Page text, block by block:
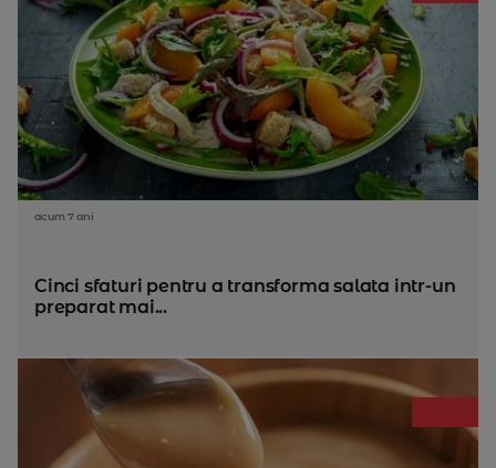
acum 7 ani
Cinci sfaturi pentru a transforma salata intr-un
preparat mai...